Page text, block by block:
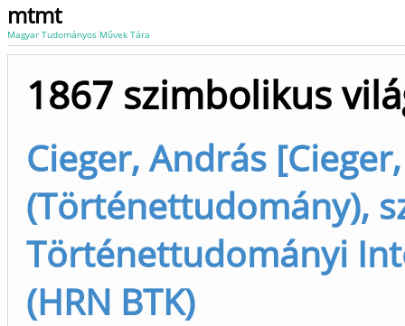
mtmt
Magyar Tudományos Művek Tára
1867 szimbolikus
Cieger, András
(Történettudomány),
Történettudományi
(HRN BTK)